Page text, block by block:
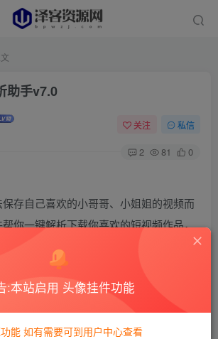
助手v7.0
关注 私信
2 81 0
存自己喜欢的小哥哥、小姐姐的视频而
你一键解析下载你喜欢的短视频作品，
大部分短视频平台，输入视频分享链接即
:本站启用 头像挂件功能
能 如有需要可到用户中心查看